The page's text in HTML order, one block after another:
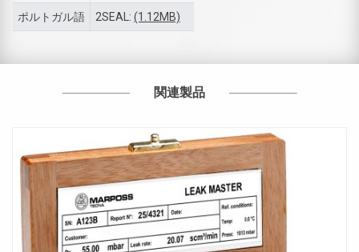
ポルトガル語 2SEAL: (1.12MB)
関連製品